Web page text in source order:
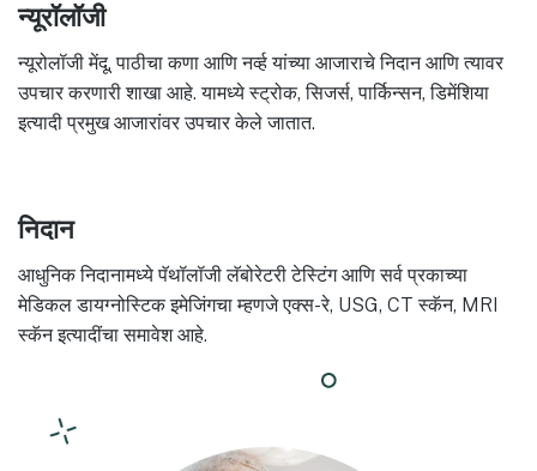
न्यूरॉलॉजी
न्यूरोलॉजी मेंदू, पाठीचा कणा आणि नर्व्ह यांच्या आजाराचे निदान आणि त्यावर
उपचार करणारी शाखा आहे. यामध्ये स्ट्रोक, सिजर्स, पार्किन्सन, डिमेंशिया
इत्यादी प्रमुख आजारांवर उपचार केले जातात.
निदान
आधुनिक निदानामध्ये पॅथॉलॉजी लॅबोरेटरी टेस्टिंग आणि सर्व प्रकाच्या
मेडिकल डायग्नोस्टिक इमेजिंगचा म्हणजे एक्स-रे, USG, CT स्कॅन, MRI
स्कॅन इत्यादींचा समावेश आहे.